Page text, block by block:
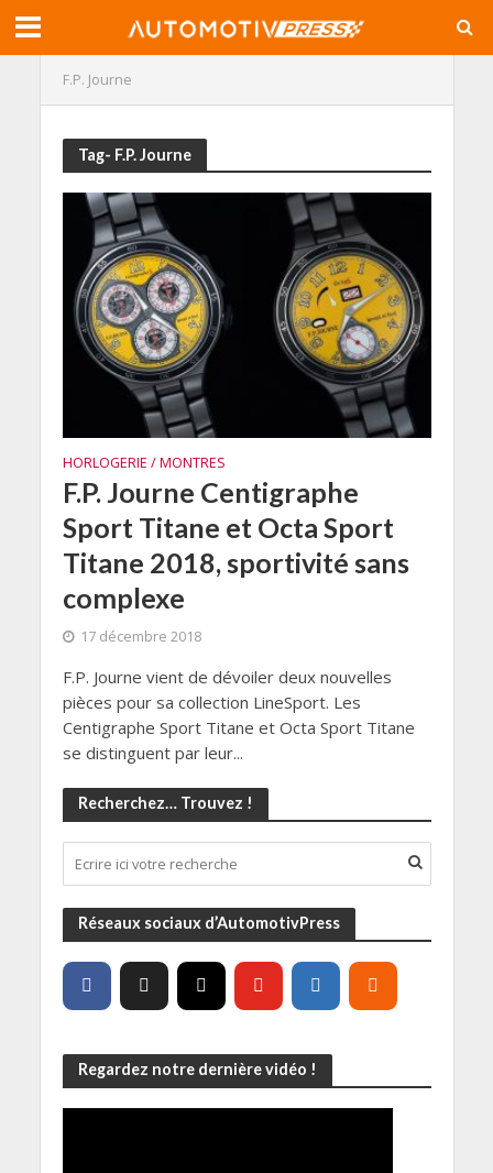
F.P. Journe
Tag- F.P. Journe
HORLOGERIE / MONTRES
F.P. Journe Centigraphe
Sport Titane et Octa Sport
Titane 2018, sportivité sans
complexe
17 décembre 2018
F.P. Journe vient de dévoiler deux nouvelles
pièces pour sa collection LineSport. Les
Centigraphe Sport Titane et Octa Sport Titane
se distinguent par leur...
Recherchez… Trouvez !
Réseaux sociaux d’AutomotivPress
Regardez notre dernière vidéo !